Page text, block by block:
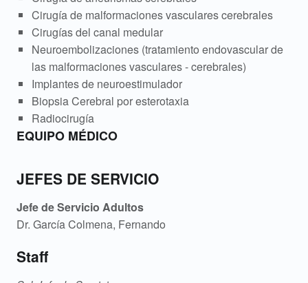
Cirugía de malformaciones vasculares cerebrales
Cirugías del canal medular
Neuroembolizaciones (tratamiento endovascular de
las malformaciones vasculares - cerebrales)
Implantes de neuroestimulador
Biopsia Cerebral por esterotaxia
Radiocirugía
EQUIPO MÉDICO
JEFES DE SERVICIO
Jefe de Servicio Adultos
Dr. García Colmena, Fernando
Staff